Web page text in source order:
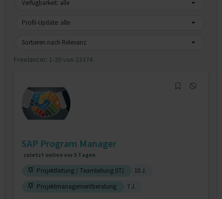
Verfügbarkeit: alle
Profil-Update: alle
Sortieren nach Relevanz
Freelancer: 1-20 von 23374
SAP Program Manager
zuletzt online vor 5 Tagen
Projektleitung / Teamleitung (IT)
10 J.
Projektmanagementberatung
7 J.